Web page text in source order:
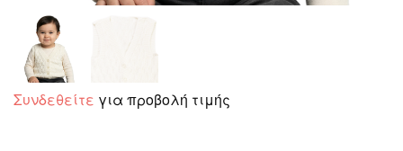
Συνδεθείτε για προβολή τιμής